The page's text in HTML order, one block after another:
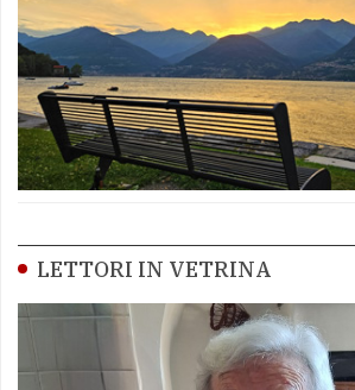
LETTORI IN VETRINA